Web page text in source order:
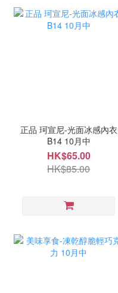
正品 珂宣尼-光面冰感內衣
B14 10月中
HK$65.00
HK$85.00